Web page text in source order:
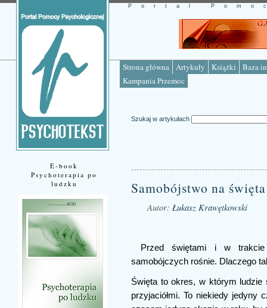
Strona główna Artykuły Książki
Baza
Kampania Przemoc
Portal
E-book
Psychoterapia po
ludzku
Szukaj w artykułach
Samobójstwo na święta
Autor: Łukasz Krawętkowski
Przed świętami i w trakcie
samobójczych rośnie. Dlaczego
Święta to okres, w którym
przyjaciółmi. To niekiedy jedyny